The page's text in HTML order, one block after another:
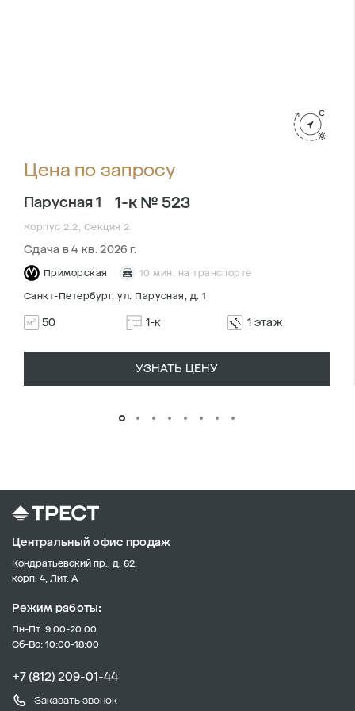
Цена по запросу
Парусная 1 1-к № 523
Корпус 2.2, Секция 2
Сдача в 4 кв. 2026 г.
Приморская 10 мин. на транспорте
Санкт-Петербург, ул. Парусная, д. 1
50 1-к 1 этаж
УЗНАТЬ ЦЕНУ
Центральный офис продаж
Кондратьевский пр., д. 62,
корп. 4, Лит. А
Режим работы:
Пн-Пт: 9:00-20:00
Сб-Вс: 10:00-18:00
+7 (812) 209-01-44
Заказать звонок